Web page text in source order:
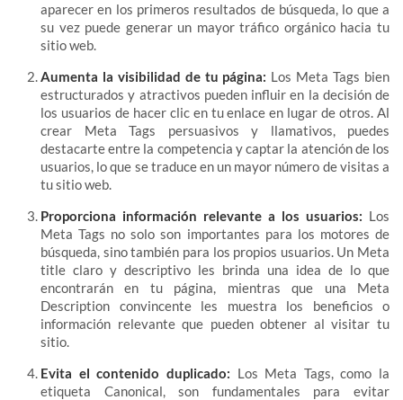
aparecer en los primeros resultados de búsqueda, lo que a
su vez puede generar un mayor tráfico orgánico hacia tu
sitio web.
Aumenta la visibilidad de tu página: Los Meta Tags bien
estructurados y atractivos pueden influir en la decisión de
los usuarios de hacer clic en tu enlace en lugar de otros. Al
crear Meta Tags persuasivos y llamativos, puedes
destacarte entre la competencia y captar la atención de los
usuarios, lo que se traduce en un mayor número de visitas a
tu sitio web.
Proporciona información relevante a los usuarios: Los
Meta Tags no solo son importantes para los motores de
búsqueda, sino también para los propios usuarios. Un Meta
title claro y descriptivo les brinda una idea de lo que
encontrarán en tu página, mientras que una Meta
Description convincente les muestra los beneficios o
información relevante que pueden obtener al visitar tu
sitio.
Evita el contenido duplicado: Los Meta Tags, como la
etiqueta Canonical, son fundamentales para evitar